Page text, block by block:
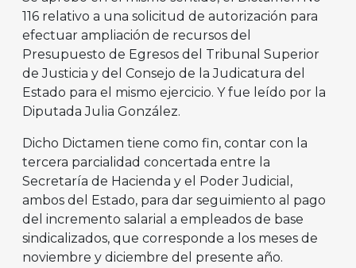
116 relativo a una solicitud de autorización para
efectuar ampliación de recursos del
Presupuesto de Egresos del Tribunal Superior
de Justicia y del Consejo de la Judicatura del
Estado para el mismo ejercicio. Y fue leído por la
Diputada Julia González.
Dicho Dictamen tiene como fin, contar con la
tercera parcialidad concertada entre la
Secretaría de Hacienda y el Poder Judicial,
ambos del Estado, para dar seguimiento al pago
del incremento salarial a empleados de base
sindicalizados, que corresponde a los meses de
noviembre y diciembre del presente año.